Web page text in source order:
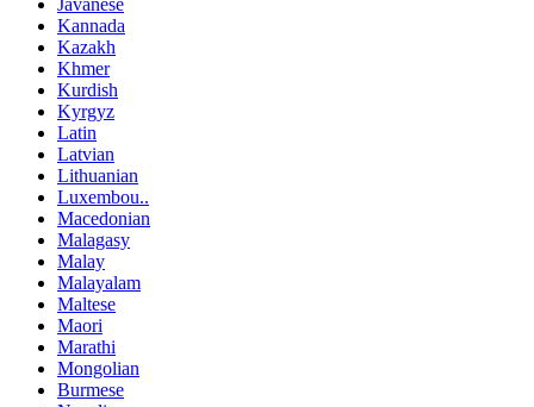
Javanese
Kannada
Kazakh
Khmer
Kurdish
Kyrgyz
Latin
Latvian
Lithuanian
Luxembou..
Macedonian
Malagasy
Malay
Malayalam
Maltese
Maori
Marathi
Mongolian
Burmese